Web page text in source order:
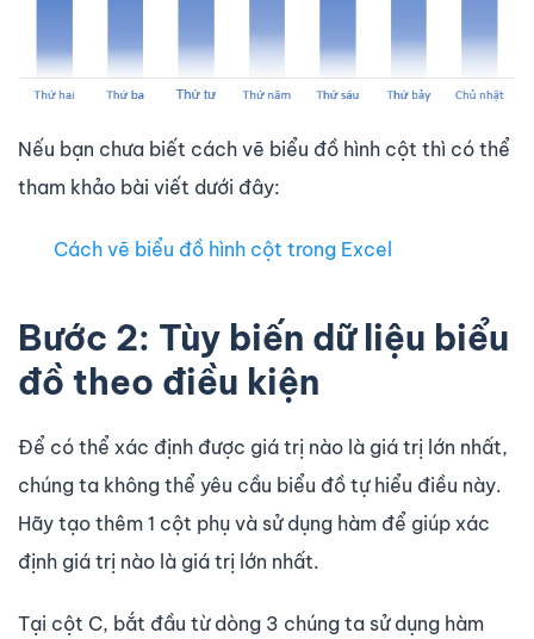
Nếu bạn chưa biết cách vẽ biểu đồ hình cột thì có thể
tham khảo bài viết dưới đây:
Cách vẽ biểu đồ hình cột trong Excel
Bước 2: Tùy biến dữ liệu biểu
đồ theo điều kiện
Để có thể xác định được giá trị nào là giá trị lớn nhất,
chúng ta không thể yêu cầu biểu đồ tự hiểu điều này.
Hãy tạo thêm 1 cột phụ và sử dụng hàm để giúp xác
định giá trị nào là giá trị lớn nhất.
Tại cột C, bắt đầu từ dòng 3 chúng ta sử dụng hàm